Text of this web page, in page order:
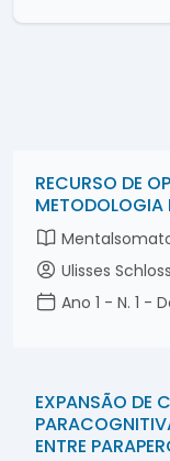
Metodologia
Neotermo
Percepção
RECURSO DE
METODOLOGIA
Ulisses
Ano 1 - N. 1 -
EXPANSÃO DE
ENTRE